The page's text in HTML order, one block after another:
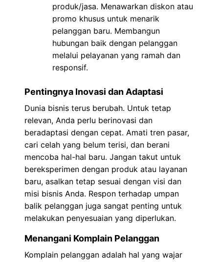
produk/jasa. Menawarkan diskon atau
promo khusus untuk menarik
pelanggan baru. Membangun
hubungan baik dengan pelanggan
melalui pelayanan yang ramah dan
responsif.
Pentingnya Inovasi dan Adaptasi
Dunia bisnis terus berubah. Untuk tetap
relevan, Anda perlu berinovasi dan
beradaptasi dengan cepat. Amati tren pasar,
cari celah yang belum terisi, dan berani
mencoba hal-hal baru. Jangan takut untuk
bereksperimen dengan produk atau layanan
baru, asalkan tetap sesuai dengan visi dan
misi bisnis Anda. Respon terhadap umpan
balik pelanggan juga sangat penting untuk
melakukan penyesuaian yang diperlukan.
Menangani Komplain Pelanggan
Komplain pelanggan adalah hal yang wajar